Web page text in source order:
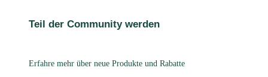
Teil der Community werden
Erfahre mehr über neue Produkte und Rabatte